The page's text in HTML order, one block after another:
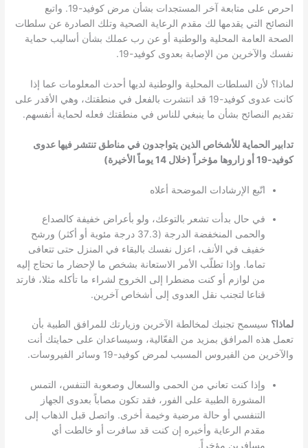
احرص على متابعة آخر المستجدات بشأن مرض كوفيد-19. واتبع
النصائح التي يقدمها لك مقدم الرعاية الصحية وتلك الصادرة عن سلطات
الصحة العامة المحلية والوطنية أو عن رب عملك بشأن أساليب حماية
نفسك والآخرين من الإصابة بعدوى كوفيد-19.
لماذا؟ لأن السلطات المحلية والوطنية لديها أحدث المعلومات عما إذا
كانت عدوى كوفيد-19 قد انتشرت بالفعل في منطقتك، وهي الأقدر على
تقديم النصائح بشأن ما ينبغي للناس في منطقتك فعله لحماية أنفسهم.
تدابير الحماية للأشخاص الذين يتواجدون في مناطق تنتشر فيها عدوى
كوفيد-19 أو زاروها مؤخراً (خلال 14 يوماً الأخيرة)
اتّبع الإرشادات الموضحة أعلاه
في حال بدأت تشعر بالتوعك، ولو بأعراض خفيفة كالصداع
والحمى المنخفضة الدرجة (37.3 درجة مئوية أو أكثر) ورشح
خفيف في الأنف، اعزل نفسك بالبقاء في المنزل حتى تتعافى
تماما. وإذا تطلّب الأمر الاستعانة بشخص ما لإحضار ما تحتاج إليه
من لوازم أو كنت مضطرا إلى الخروج لشراء ما تأكله مثلا، فارتد
قناعا لتجنب نقل العدوى إلى أشخاص آخرين.
لماذا؟ سيسمح تجنبك لمخالطة الآخرين وزيارتك للمرافق الطبية بأن
تعمل هذه المرافق بمزيد من الفعّالية، وسيساعدان على حمايتك أنت
والآخرين من الفيروس المسبب لمرض كوفيد-19 وسائر الفيروسات.
وإذا كنت تعاني من الحمى والسعال وصعوبة التنفس، التمس
المشورة الطبية على الفور، فقد تكون مصاباً بعدوى الجهاز
التنفسي أو حالة مرضية وخيمة أخرى. واتصل قبل الذهاب إلى
مقدم الرعاية وأخبره إن كنت قد سافرت أو خالطت أي
مسافرين مؤخراً.